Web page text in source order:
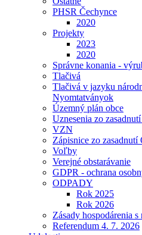
PHSR Čechynce
2020
Projekty
2023
2020
Správne konania -
Tlačivá
Tlačivá v jazyku
Nyomtatványok
Územný plán obce
Uznesenia zo
VZN
Zápisnice zo zasadnutí
Voľby
Verejné obstarávanie
GDPR - ochrana
ODPADY
Rok 2025
Rok 2026
Zásady hospodárenia
Referendum 4. 7. 2026